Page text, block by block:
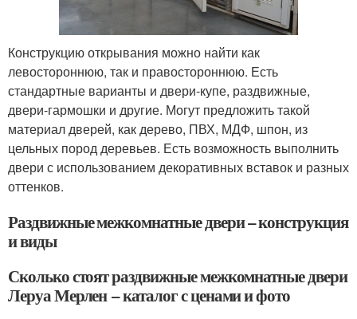
Конструкцию открывания можно найти как
левостороннюю, так и правостороннюю. Есть
стандартные варианты и двери-купе, раздвижные,
двери-гармошки и другие. Могут предложить такой
материал дверей, как дерево, ПВХ, МДФ, шпон, из
цельных пород деревьев. Есть возможность выполнить
двери с использованием декоративных вставок и разных
оттенков.
Раздвижные межкомнатные двери – конструкция
и виды
Сколько стоят раздвижные межкомнатные двери
Леруа Мерлен – каталог с ценами и фото